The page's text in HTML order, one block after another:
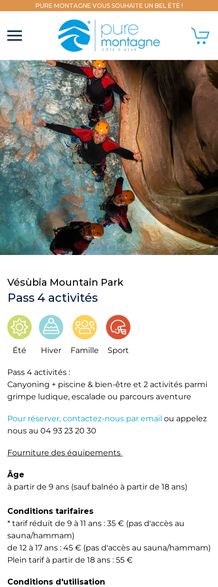
PURE MONTAGNE VOUS SOUHAITE UN BEL ÉTÉ !
Vésùbia Mountain Park
Pass 4 activités
Été Hiver Famille Sport
Pass 4 activités :
Canyoning + piscine & bien-être et 2 activités parmi
grimpe ludique, escalade ou parcours aventure
Pour réserver, contactez-nous par email ou appelez
nous au 04 93 23 20 30
Fourniture des équipements
Âge
à partir de 9 ans (sauf balnéo à partir de 18 ans)
Conditions tarifaires
* tarif réduit de 9 à 11 ans : 35 € (pas d'accès au
sauna/hammam)
de 12 à 17 ans : 45 € (pas d'accès au sauna/hammam)
Plein tarif à partir de 18 ans : 55 €
Conditions d'utilisation